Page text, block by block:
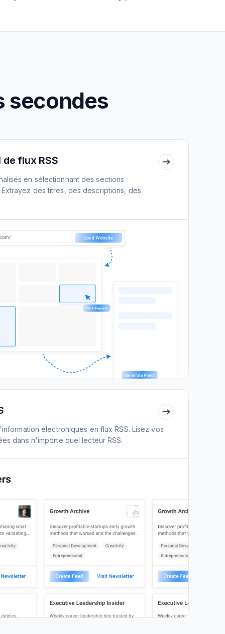
secondes
flux RSS
en sélectionnant des sections
des titres, des descriptions, des
électroniques en flux RSS. Lisez vos
dans n'importe quel lecteur RSS.